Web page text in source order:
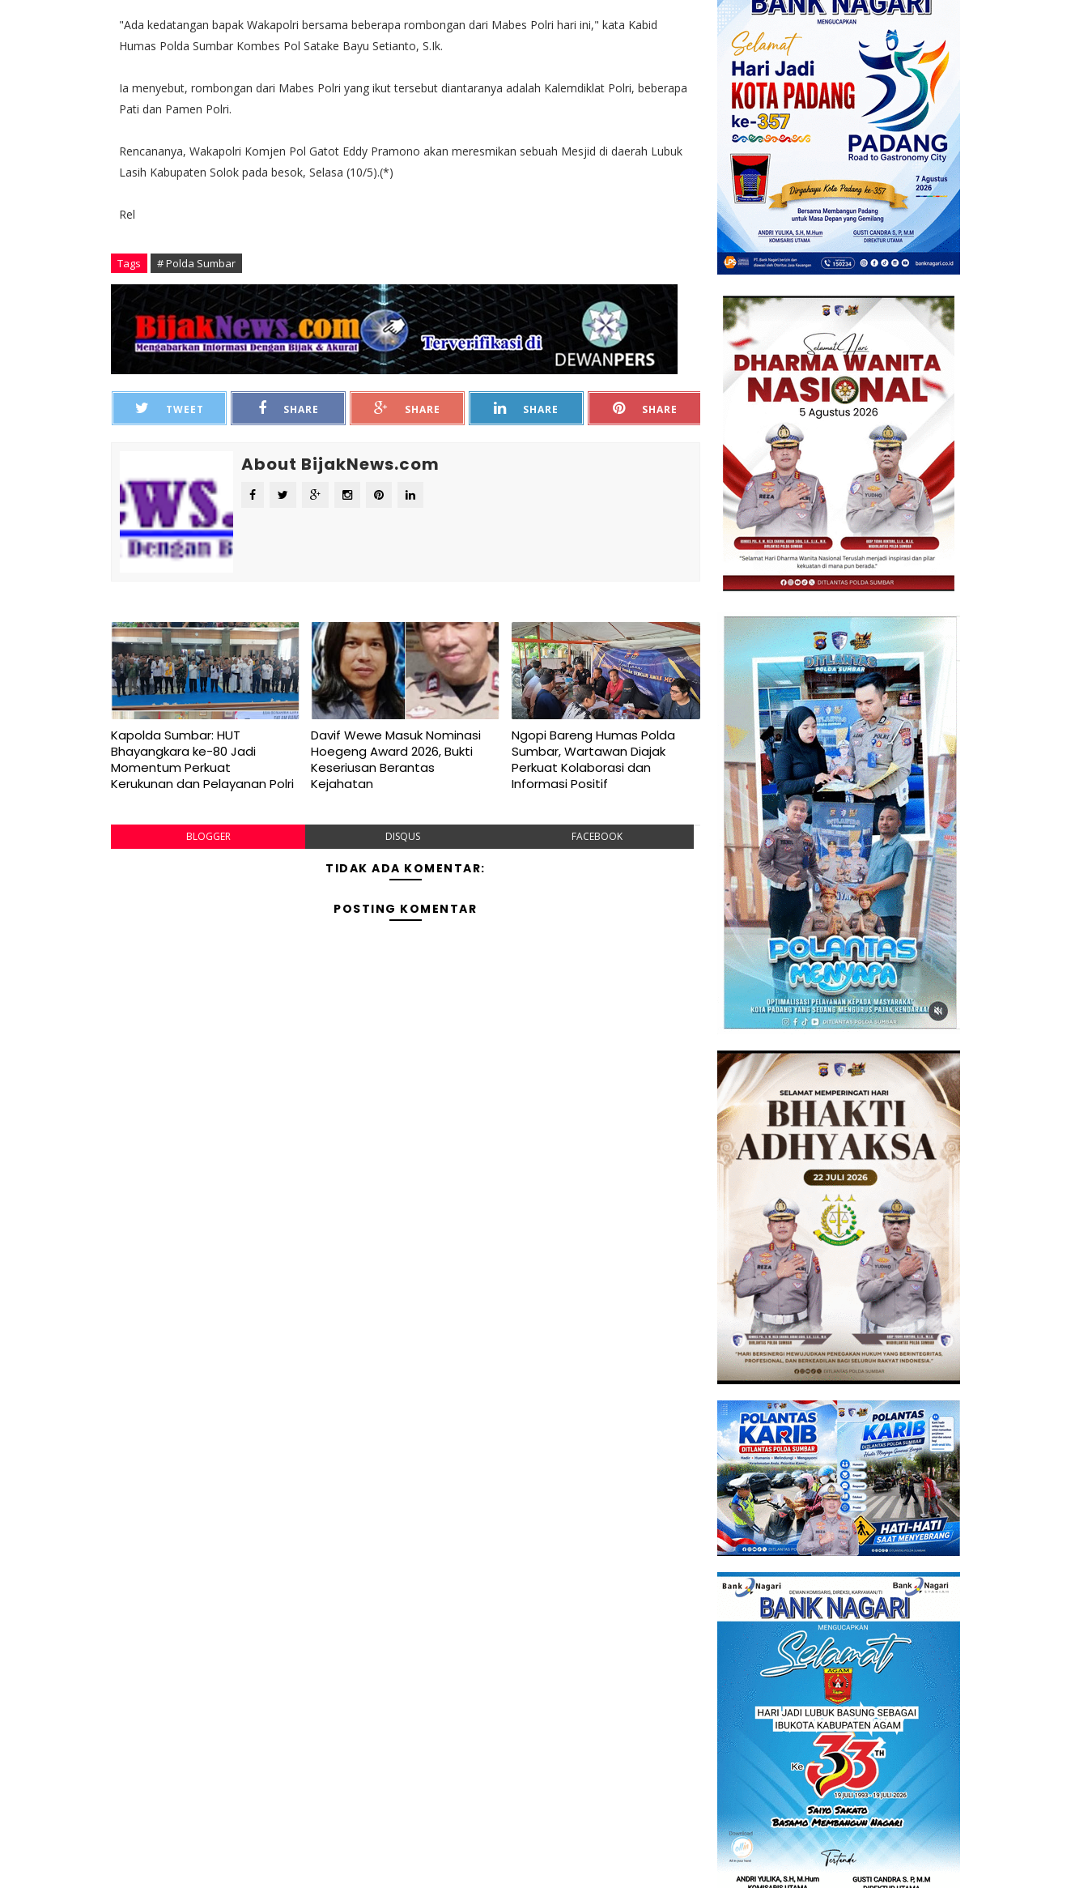
"Ada kedatangan bapak Wakapolri bersama beberapa rombongan dari Mabes Polri hari ini," kata Kabid
Humas Polda Sumbar Kombes Pol Satake Bayu Setianto, S.Ik.
Ia menyebut, rombongan dari Mabes Polri yang ikut tersebut diantaranya adalah Kalemdiklat Polri, beberapa
Pati dan Pamen Polri.
Rencananya, Wakapolri Komjen Pol Gatot Eddy Pramono akan meresmikan sebuah Mesjid di daerah Lubuk
Lasih Kabupaten Solok pada besok, Selasa (10/5).(*)
Rel
Tags # Polda Sumbar
TWEET SHARE SHARE SHARE SHARE
About BijakNews.com
Kapolda Sumbar: HUT
Bhayangkara ke-80 Jadi
Momentum Perkuat
Kerukunan dan Pelayanan Polri
Davif Wewe Masuk Nominasi
Hoegeng Award 2026, Bukti
Keseriusan Berantas
Kejahatan
Ngopi Bareng Humas Polda
Sumbar, Wartawan Diajak
Perkuat Kolaborasi dan
Informasi Positif
BLOGGER DISQUS FACEBOOK
TIDAK ADA KOMENTAR:
POSTING KOMENTAR